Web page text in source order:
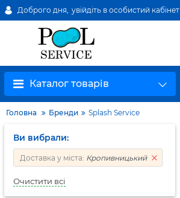
Доброго дня, увійдіть в особистий кабінет
Каталог товарів
Головна Бренди Splash Service
Ви вибрали:
Доставка у міста: Кропивницький
Очистити всі